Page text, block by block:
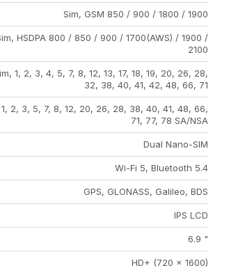
Sim, GSM 850 / 900 / 1800 / 1900
HSDPA 800 / 850 / 900 / 1700(AWS) / 1900 /
2100
1, 2, 3, 4, 5, 7, 8, 12, 13, 17, 18, 19, 20, 26, 28,
32, 38, 40, 41, 42, 48, 66, 71
1, 2, 3, 5, 7, 8, 12, 20, 26, 28, 38, 40, 41, 48, 66,
71, 77, 78 SA/NSA
Dual Nano-SIM
Wi-Fi 5, Bluetooth 5.4
GPS, GLONASS, Galileo, BDS
IPS LCD
6.9 "
HD+ (720 x 1600)